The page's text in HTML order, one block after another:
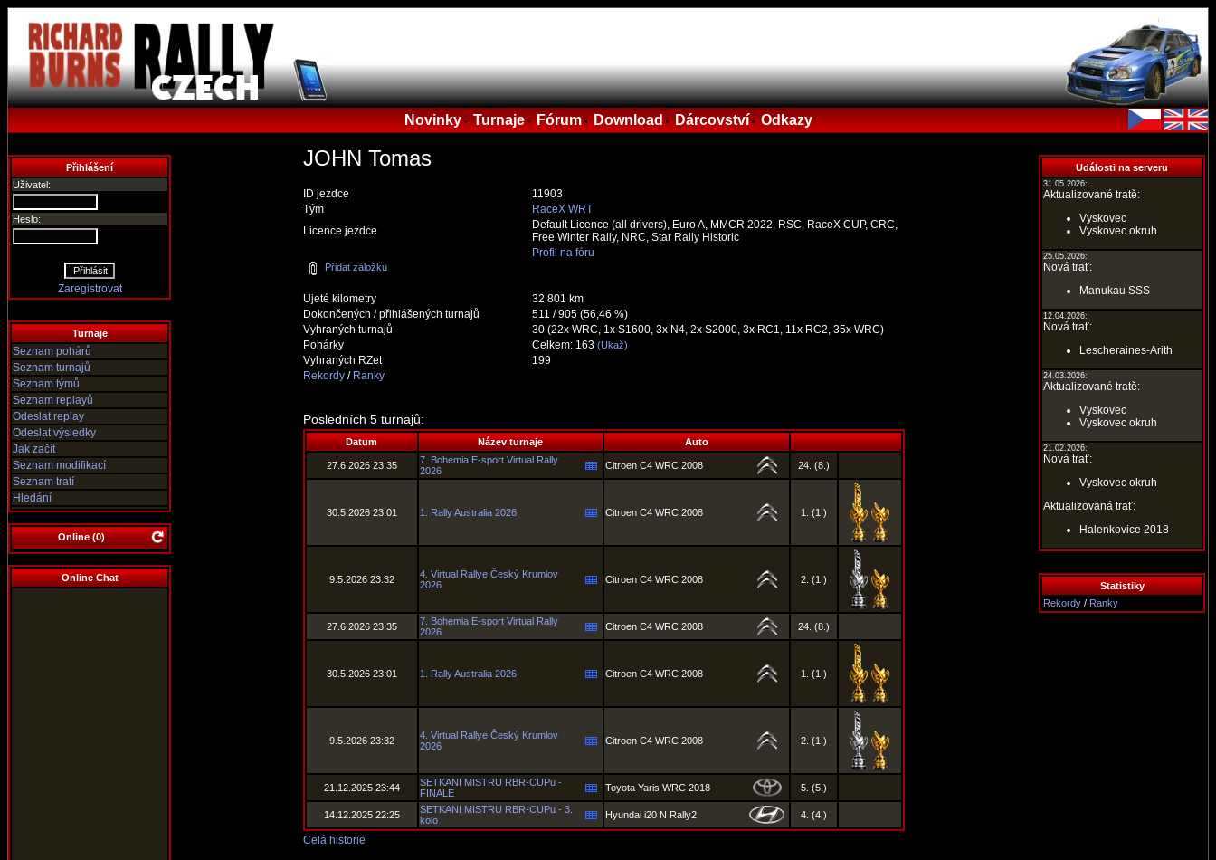
Novinky• Turnaje• Fórum• Download • Dárcovství • Odkazy
Přihlášení
Uživatel:
Heslo:
Zaregistrovat
Turnaje
Seznam pohárů
Seznam turnajů
Seznam týmů
Seznam replayů
Odeslat replay
Odeslat výsledky
Jak začít
Seznam modifikací
Seznam tratí
Hledání
Online (0)
Online Chat
Události na serveru
31.05.2026:
Aktualizované tratě:
Vyskovec
Vyskovec okruh
25.05.2026:
Nová trať:
Manukau SSS
12.04.2026:
Nová trať:
Lescheraines-Arith
24.03.2026:
Aktualizované tratě:
Vyskovec
Vyskovec okruh
21.02.2026:
Nová trať:
Vyskovec okruh
Aktualizovaná trať:
Halenkovice 2018
Statistiky
Rekordy / Ranky
JOHN Tomas
ID jezdce
11903
Tým
RaceX WRT
Licence jezdce
Default Licence (all drivers), Euro A, MMCR 2022, RSC, RaceX CUP, CRC,
Free Winter Rally, NRC, Star Rally Historic
Profil na fóru
Přidat záložku
Ujeté kilometry
32 801 km
Dokončených / přihlášených turnajů
511 / 905 (56,46 %)
Vyhraných turnajů
30 (22x WRC, 1x S1600, 3x N4, 2x S2000, 3x RC1, 11x RC2, 35x WRC)
Pohárky
Celkem: 163 (Ukaž)
Vyhraných RZet
199
Rekordy/ Ranky
Posledních 5 turnajů:
Datum Název turnaje Auto
27.6.2026 23:35
7. Bohemia E-sport Virtual Rally
2026
Citroen C4 WRC 2008 24. (8.)
30.5.2026 23:01 1. Rally Australia 2026 Citroen C4 WRC 2008 1. (1.)
9.5.2026 23:32
4. Virtual Rallye Český Krumlov
2026
Citroen C4 WRC 2008 2. (1.)
27.6.2026 23:35
7. Bohemia E-sport Virtual Rally
2026
Citroen C4 WRC 2008 24. (8.)
30.5.2026 23:01 1. Rally Australia 2026 Citroen C4 WRC 2008 1. (1.)
9.5.2026 23:32
4. Virtual Rallye Český Krumlov
2026
Citroen C4 WRC 2008 2. (1.)
21.12.2025 23:44
SETKANI MISTRU RBR-CUPu -
FINALE
Toyota Yaris WRC 2018 5. (5.)
14.12.2025 22:25
SETKANI MISTRU RBR-CUPu - 3.
kolo
Hyundai i20 N Rally2 4. (4.)
Celá historie